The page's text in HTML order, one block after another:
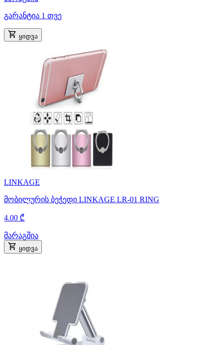
გარანტია 1 თვე
ყიდვა
LINKAGE
მობილურის ბეჭედი LINKAGE LR-01 RING
4.00 ₾
მარაგშია
ყიდვა